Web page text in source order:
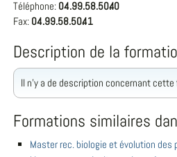
Téléphone: 04.99.58.50.40
Fax: 04.99.58.50.41
Description de la
Il n'y a de description concernant
Formations similaires
Master rec. biologie et évolution des